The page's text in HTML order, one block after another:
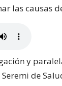
las causas
y
de